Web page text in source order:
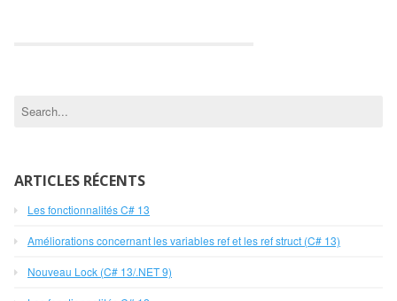
ARTICLES RÉCENTS
Les fonctionnalités C# 13
Améliorations concernant les variables ref et les ref struct (C# 13)
Nouveau Lock (C# 13/.NET 9)